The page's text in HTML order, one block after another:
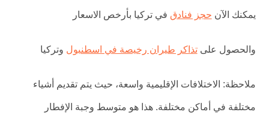
يمكنك الآن حجز فنادقفي تركيا بأرخص الاسعار
والحصول على تذاكر طيران رخيصة في اسطنبولوتركيا
ملاحظة: الاختلافات الإقليمية واسعة، حيث يتم تقديم أشياء
مختلفة في أماكن مختلفة. هذا هو متوسط وجبة الإفطار